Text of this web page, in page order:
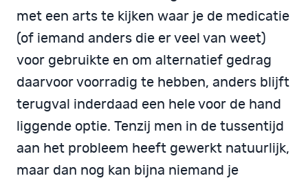
met een arts te kijken waar je de medicatie
(of iemand anders die er veel van weet)
voor gebruikte en om alternatief gedrag
daarvoor voorradig te hebben, anders blijft
terugval inderdaad een hele voor de hand
liggende optie. Tenzij men in de tussentijd
aan het probleem heeft gewerkt natuurlijk,
maar dan nog kan bijna niemand je